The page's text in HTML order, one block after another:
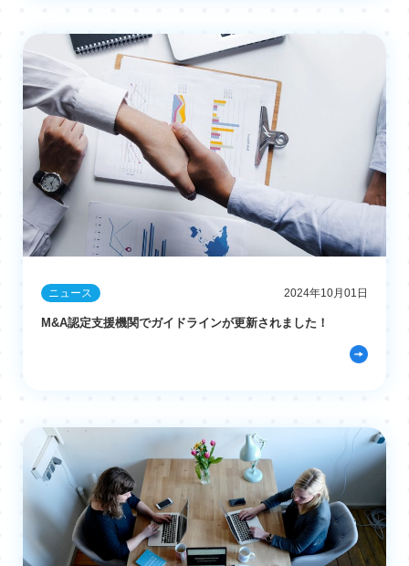
ニュース 2024年10月01日
M&A認定支援機関でガイドラインが更新されました！